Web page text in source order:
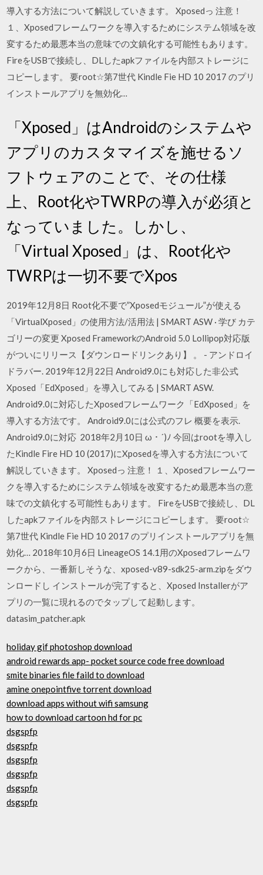
導入する方法について解説していきます。 Xposedっ 注意！
１、Xposedフレームワークを導入するためにシステム領域を改
変するため最悪本当の意味での文鎮化する可能性もあります。
FireをUSBで接続し、DLしたapkファイルを内部ストレージに
コピーします。 要root☆第7世代 Kindle Fie HD 10 2017 のプリ
インストールアプリを無効化…
「Xposed」はAndroidのシステムや
アプリのカスタマイズを施せるソ
フトウェアのことで、その仕様
上、Root化やTWRPの導入が必須と
なっていました。しかし、
「Virtual Xposed」は、Root化や
TWRPは一切不要でXpos
2019年12月8日 Root化不要で”Xposedモジュール”が使える
「VirtualXposed」の使用方法/活用法 | SMART ASW · 学び カテ
ゴリーの変更 Xposed FrameworkのAndroid 5.0 Lollipop対応版
がついにリリース【ダウンロードリンクあり】 。 - アンドロイ
ドラバー. 2019年12月22日 Android9.0にも対応した非公式
Xposed「EdXposed」を導入してみる | SMART ASW.
Android9.0に対応したXposedフレームワーク「EdXposed」を
導入する方法です。 Android9.0には公式のフレ 概要を表示.
Android9.0に対応 2018年2月10日 ω・´)ﾉ 今回はrootを導入し
たKindle Fire HD 10 (2017)にXposedを導入する方法について
解説していきます。 Xposedっ 注意！ １、Xposedフレームワー
クを導入するためにシステム領域を改変するため最悪本当の意
味での文鎮化する可能性もあります。 FireをUSBで接続し、DL
したapkファイルを内部ストレージにコピーします。 要root☆
第7世代 Kindle Fie HD 10 2017 のプリインストールアプリを無
効化… 2018年10月6日 LineageOS 14.1用のXposedフレームワ
ークから、一番新しそうな、xposed-v89-sdk25-arm.zipをダウ
ンロードし インストールが完了すると、Xposed Installerがア
プリの一覧に現れるのでタップして起動します。
datasim_patcher.apk
holiday gif photoshop download
android rewards app- pocket source code free download
smite binaries file faild to download
amine onepointfive torrent download
download apps without wifi samsung
how to download cartoon hd for pc
dsgspfp
dsgspfp
dsgspfp
dsgspfp
dsgspfp
dsgspfp